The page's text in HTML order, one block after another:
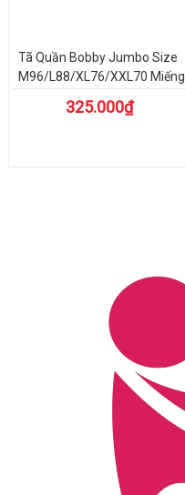
Tã Quần Bobby Jumbo Size
M96/L88/XL76/XXL70 Miếng
325.000₫